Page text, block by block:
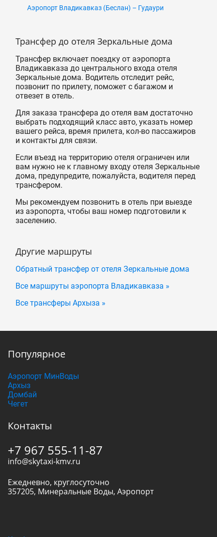
Аэропорт Владикавказ (Беслан) – Гудаури
Трансфер до отеля Зеркальные дома
Трансфер включает поездку от аэропорта
Владикавказа до центрального входа отеля
Зеркальные дома. Водитель отследит рейс,
позвонит по прилету, поможет с багажом и
отвезет в отель.
Для заказа трансфера до отеля вам достаточно
выбрать подходящий класс авто, указать номер
вашего рейса, время прилета, кол-во пассажиров
и контакты для связи.
Если въезд на территорию отеля ограничен или
вам нужно не к главному входу отеля Зеркальные
дома, предупредите, пожалуйста, водителя перед
трансфером.
Мы рекомендуем позвонить в отель при выезде
из аэропорта, чтобы ваш номер подготовили к
заселению.
Другие маршруты
Обратный трансфер от отеля Зеркальные дома
Все маршруты аэропорта Владикавказа »
Все трансферы Архыза »
Популярное
Аэропорт МинВоды
Архыз
Домбай
Чегет
Контакты
+7 967 555-11-87
info@skytaxi-kmv.ru
Ежедневно, круглосуточно
357205, Минеральные Воды, Аэропорт